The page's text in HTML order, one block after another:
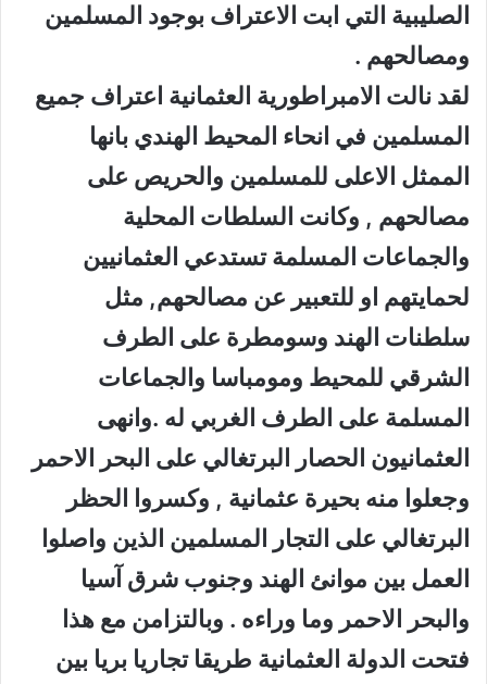
الصليبية التي ابت الاعتراف بوجود المسلمين
ومصالحهم .
لقد نالت الامبراطورية العثمانية اعتراف جميع
المسلمين في انحاء المحيط الهندي بانها
الممثل الاعلى للمسلمين والحريص على
مصالحهم , وكانت السلطات المحلية
والجماعات المسلمة تستدعي العثمانيين
لحمايتهم او للتعبير عن مصالحهم, مثل
سلطنات الهند وسومطرة على الطرف
الشرقي للمحيط ومومباسا والجماعات
المسلمة على الطرف الغربي له .وانهى
العثمانيون الحصار البرتغالي على البحر الاحمر
وجعلوا منه بحيرة عثمانية , وكسروا الحظر
البرتغالي على التجار المسلمين الذين واصلوا
العمل بين موانئ الهند وجنوب شرق آسيا
والبحر الاحمر وما وراءه . وبالتزامن مع هذا
فتحت الدولة العثمانية طريقا تجاريا بريا بين